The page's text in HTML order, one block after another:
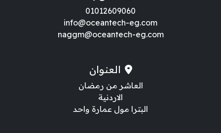
01012609060
info@oceantech-eg.com
naggm@oceantech-eg.com
العنوان
العاشر من رمضان
الاردنية
البترا مول عمارة واحد